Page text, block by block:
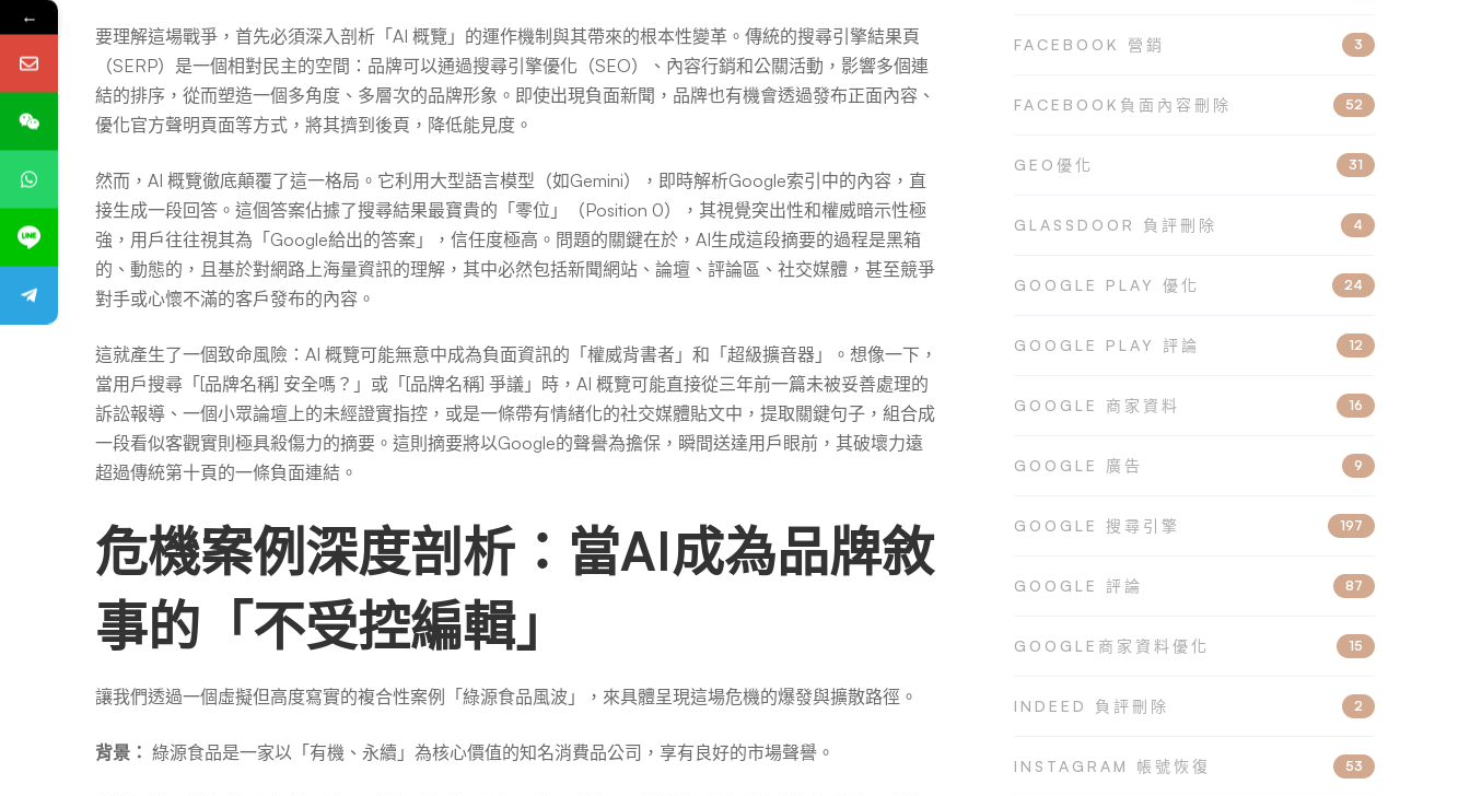
要理解這場戰爭，首先必須深入剖析「AI 概覽」的運作機制與其帶來的根本性變革。傳統的搜尋引擎結果頁
（SERP）是一個相對民主的空間：品牌可以通過搜尋引擎優化（SEO）、內容行銷和公關活動，影響多個連
結的排序，從而塑造一個多角度、多層次的品牌形象。即使出現負面新聞，品牌也有機會透過發布正面內容、
優化官方聲明頁面等方式，將其擠到後頁，降低能見度。
然而，AI 概覽徹底顛覆了這一格局。它利用大型語言模型（如Gemini），即時解析Google索引中的內容，直
接生成一段回答。這個答案佔據了搜尋結果最寶貴的「零位」（Position 0），其視覺突出性和權威暗示性極
強，用戶往往視其為「Google給出的答案」，信任度極高。問題的關鍵在於，AI生成這段摘要的過程是黑箱
的、動態的，且基於對網路上海量資訊的理解，其中必然包括新聞網站、論壇、評論區、社交媒體，甚至競爭
對手或心懷不滿的客戶發布的內容。
這就產生了一個致命風險：AI 概覽可能無意中成為負面資訊的「權威背書者」和「超級擴音器」。想像一下，
當用戶搜尋「[品牌名稱] 安全嗎？」或「[品牌名稱] 爭議」時，AI 概覽可能直接從三年前一篇未被妥善處理的
訴訟報導、一個小眾論壇上的未經證實指控，或是一條帶有情緒化的社交媒體貼文中，提取關鍵句子，組合成
一段看似客觀實則極具殺傷力的摘要。這則摘要將以Google的聲譽為擔保，瞬間送達用戶眼前，其破壞力遠
超過傳統第十頁的一條負面連結。
危機案例深度剖析：當AI成為品牌敘
事的「不受控編輯」
讓我們透過一個虛擬但高度寫實的複合性案例「綠源食品風波」，來具體呈現這場危機的爆發與擴散路徑。
背景： 綠源食品是一家以「有機、永續」為核心價值的知名消費品公司，享有良好的市場聲譽。
FACEBOOK 營銷 3
FACEBOOK負面內容刪除 52
GEO優化 31
GLASSDOOR 負評刪除 4
GOOGLE PLAY 優化 24
GOOGLE PLAY 評論 12
GOOGLE 商家資料 16
GOOGLE 廣告 9
GOOGLE 搜尋引擎 197
GOOGLE 評論 87
GOOGLE商家資料優化 15
INDEED 負評刪除 2
INSTAGRAM 帳號恢復 53
←